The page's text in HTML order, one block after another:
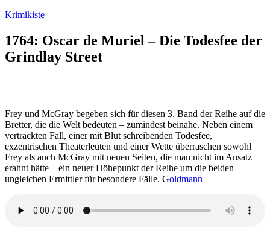
Zum
springen
Krimikiste
1764: Oscar de Muriel – Die Todesfee der
Grindlay Street
Frey und McGray begeben sich für diesen 3. Band der Reihe auf die
Bretter, die die Welt bedeuten – zumindest beinahe. Neben einem
vertrackten Fall, einer mit Blut schreibenden Todesfee,
exzentrischen Theaterleuten und einer Wette überraschen sowohl
Frey als auch McGray mit neuen Seiten, die man nicht im Ansatz
erahnt hätte – ein neuer Höhepunkt der Reihe um die beiden
ungleichen Ermittler für besondere Fälle. Goldmann